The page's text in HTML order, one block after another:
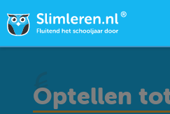
Optellen